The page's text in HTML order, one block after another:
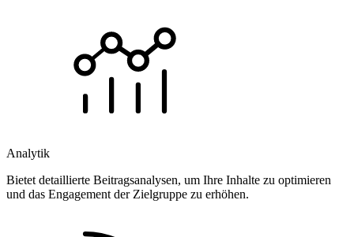
Analytik
Bietet detaillierte Beitragsanalysen, um Ihre Inhalte zu optimieren
und das Engagement der Zielgruppe zu erhöhen.